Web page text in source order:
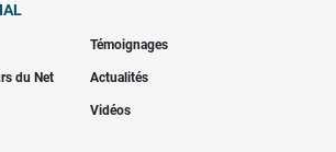
Témoignages
du Net Actualités
Vidéos